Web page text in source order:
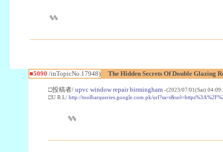
%%
■5090 /inTopicNo.17948) The Hidden Secrets Of Double Glazing
□投稿者/ upvc window repair birmingham -(2023/07/01(Sat)
□U R L/ http://toolbarqueries.google.com.pk/
%%